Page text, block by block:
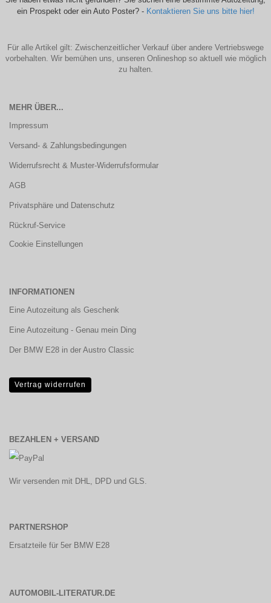
ein Prospekt oder ein Auto Poster? - Kontaktieren Sie uns bitte hier!
Für alle Artikel gilt: Zwischenzeitlicher Verkauf über andere Vertriebswege
vorbehalten. Wir bemühen uns, unseren Onlineshop so aktuell wie möglich
zu halten.
MEHR ÜBER...
Impressum
Versand- & Zahlungsbedingungen
Widerrufsrecht & Muster-Widerrufsformular
AGB
Privatsphäre und Datenschutz
Rückruf-Service
Cookie Einstellungen
INFORMATIONEN
Eine Autozeitung als Geschenk
Eine Autozeitung - Genau mein Ding
Der BMW E28 in der Austro Classic
Vertrag widerrufen
BEZAHLEN + VERSAND
Wir versenden mit DHL, DPD und GLS.
PARTNERSHOP
Ersatzteile für 5er BMW E28
AUTOMOBIL-LITERATUR.DE